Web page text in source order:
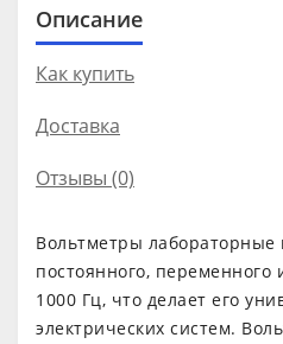
Описание
Как купить
Доставка
Отзывы (0)
Вольтметры
постоянного,
1000 Гц, что делает его
электрических систем.